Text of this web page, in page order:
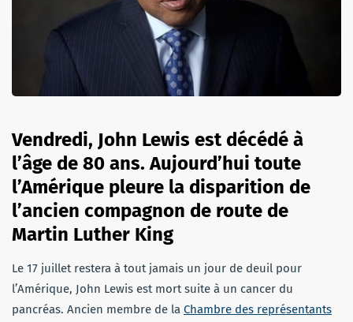
Vendredi, John Lewis est décédé à
l’âge de 80 ans. Aujourd’hui toute
l’Amérique pleure la disparition de
l’ancien compagnon de route de
Martin Luther King
Le 17 juillet restera à tout jamais un jour de deuil pour
l’Amérique, John Lewis est mort suite à un cancer du
pancréas. Ancien membre de la Chambre des représentants